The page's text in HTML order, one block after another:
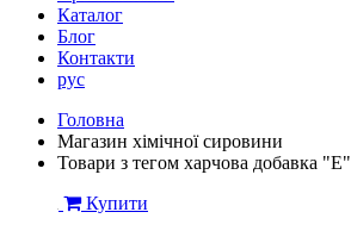
Каталог
Блог
Контакти
рус
Головна
Магазин хімічної сировини
Товари з тегом харчова добавка "Е"
Купити